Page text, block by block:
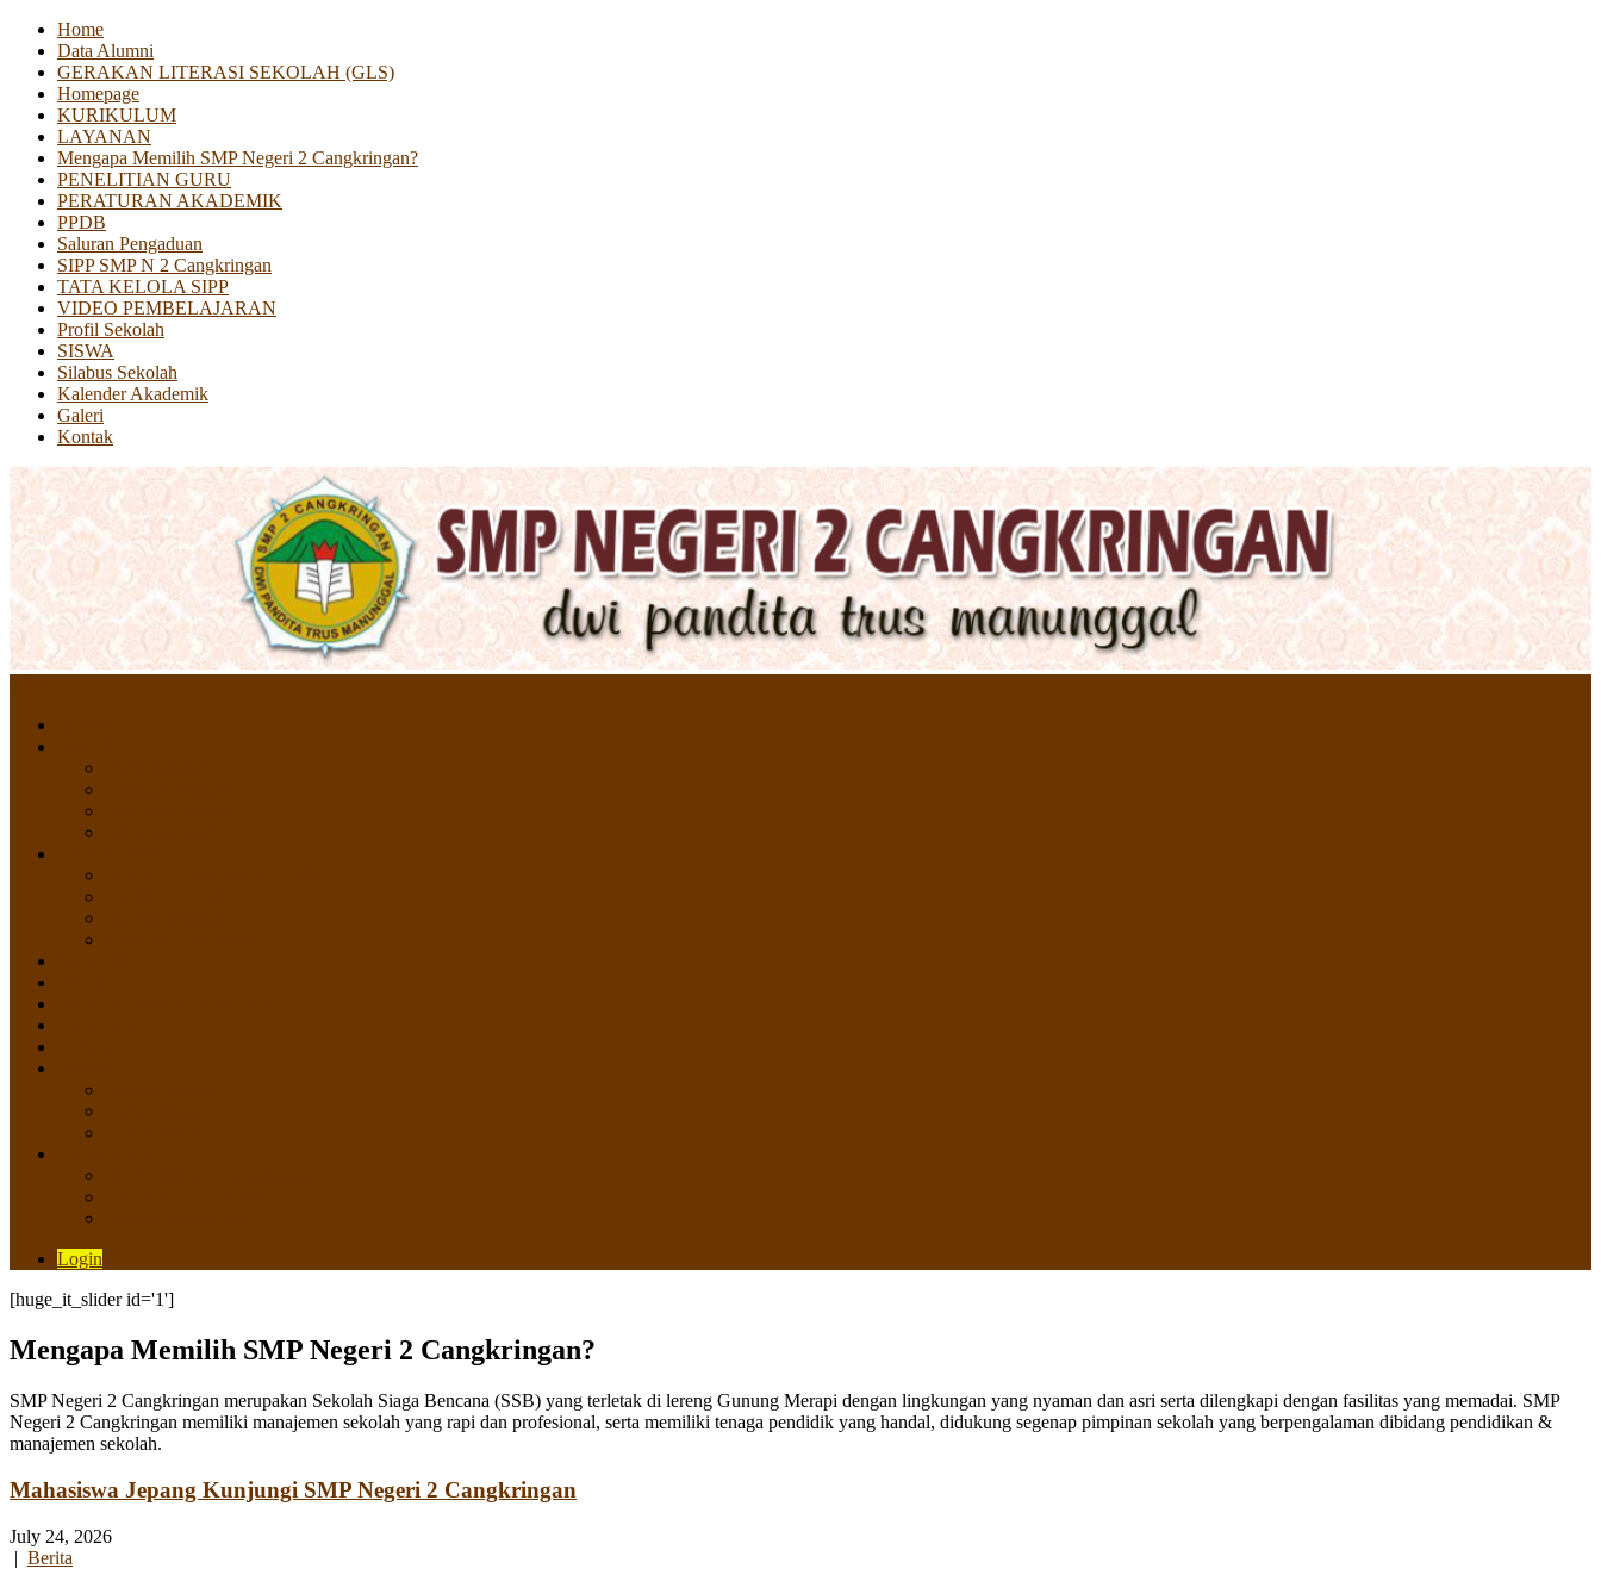
Home
Data Alumni
GERAKAN LITERASI SEKOLAH (GLS)
Homepage
KURIKULUM
LAYANAN
Mengapa Memilih SMP Negeri 2 Cangkringan?
PENELITIAN GURU
PERATURAN AKADEMIK
PPDB
Saluran Pengaduan
SIPP SMP N 2 Cangkringan
TATA KELOLA SIPP
VIDEO PEMBELAJARAN
Profil Sekolah
SISWA
Silabus Sekolah
Kalender Akademik
Galeri
Kontak
Login
[huge_it_slider id='1']
Mengapa Memilih SMP Negeri 2 Cangkringan?
SMP Negeri 2 Cangkringan merupakan Sekolah Siaga Bencana (SSB) yang terletak di lereng Gunung Merapi dengan lingkungan yang nyaman dan asri serta dilengkapi dengan fasilitas yang memadai. SMP
Negeri 2 Cangkringan memiliki manajemen sekolah yang rapi dan profesional, serta memiliki tenaga pendidik yang handal, didukung segenap pimpinan sekolah yang berpengalaman dibidang pendidikan &
manajemen sekolah.
Mahasiswa Jepang Kunjungi SMP Negeri 2 Cangkringan
July 24, 2026
| Berita